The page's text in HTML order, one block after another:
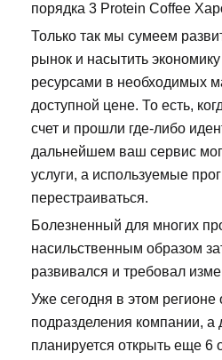
порядка 3 Protein Coffee
Только так мы сумеем
рынок и насытить
ресурсами в необходимых
доступной цене. То есть,
счет и прошли где-либо
дальнейшем ваш сервис
услуги, а используемые
перестраиваться.
Болезненный для многих
насильственным образом
развивался и требовал
Уже сегодня в этом регионе
подразделения компании, а
планируется открыть еще 6